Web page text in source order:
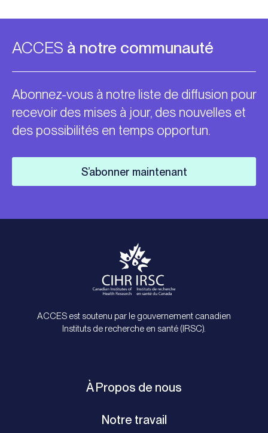
ACCES à notre communauté
Abonnez-vous à notre liste de diffusion pour
recevoir des mises à jour, des nouvelles et
des possibilités en temps opportun.
S’abonner maintenant
ACCES est soutenu par le gouvernement canadien
Instituts de recherche en santé (IRSC).
À Propos de nous
Notre travail